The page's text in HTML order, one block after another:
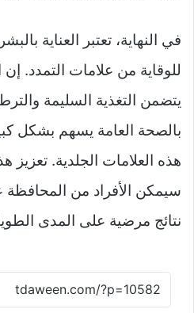
في النهاية، تعتبر العناية
للوقاية من علامات التمدد.
يتضمن التغذية السليمة
بالصحة العامة يسهم بشكل
هذه العلامات الجلدية. تعزيز
سيمكن الأفراد من
نتائج مرضية على المدى